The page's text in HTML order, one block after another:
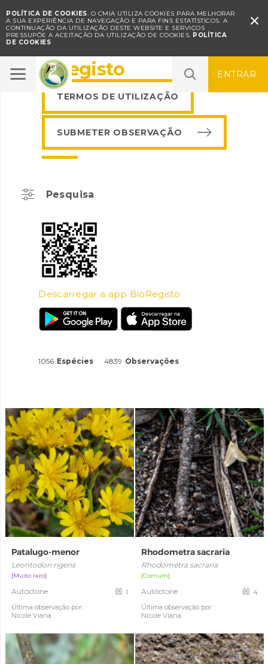
POLÍTICA DE COOKIES. O CMIA UTILIZA COOKIES PARA MELHORAR
A SUA EXPERIÊNCIA DE NAVEGAÇÃO E PARA FINS ESTATÍSTICOS. A
CONTINUAÇÃO DA UTILIZAÇÃO DESTE WEBSITE E SERVIÇOS
PRESSUPÕE A ACEITAÇÃO DA UTILIZAÇÃO DE COOKIES. POLÍTICA
DE COOKIES

ENTRAR
BioRegisto
TERMOS DE UTILIZAÇÃO
SUBMETER OBSERVAÇÃO
Pesquisa
Descarregar a app BioRegisto
1056 Espécies 4839 Observações
Patalugo-menor
Leontodon rigens
[Muito raro]
Autóctone
Última observação por:
Nicole Viana
1
Rhodometra sacraria
Rhodometra sacraria
[Comum]
Autóctone
Última observação por:
Nicole Viana
4